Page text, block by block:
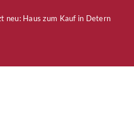
neu: Haus zum Kauf in Detern